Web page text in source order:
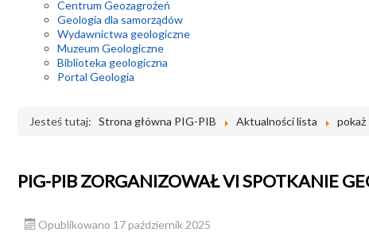
Centrum Geozagrożeń
Geologia dla samorządów
Wydawnictwa geologiczne
Muzeum Geologiczne
Biblioteka geologiczna
Portal Geologia
Jesteś tutaj: Strona główna PIG-PIB Aktualności lista pokaż
PIG-PIB ZORGANIZOWAŁ VI SPOTKANIE
Opublikowano 17 październik 2025